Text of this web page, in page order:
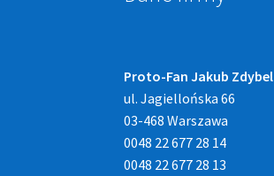
Proto-Fan Jakub Zdybel
ul. Jagiellońska 66
03-468 Warszawa
0048 22 677 28 14
0048 22 677 28 13